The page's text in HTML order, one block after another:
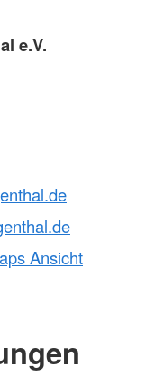
e.V.
Ansicht